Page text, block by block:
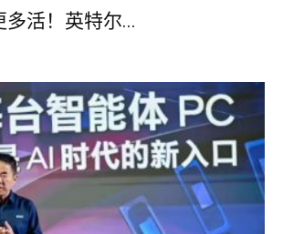
活！英特尔...